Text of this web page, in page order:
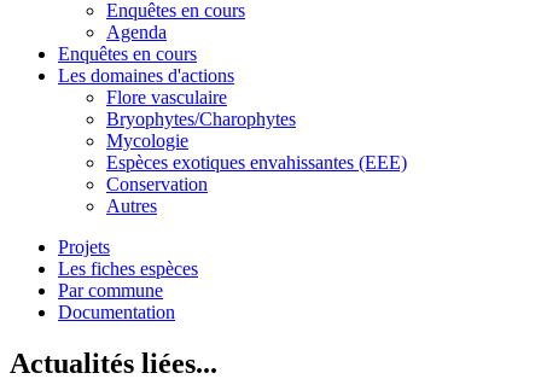
Enquêtes en cours
Agenda
Enquêtes en cours
Les domaines d'actions
Flore vasculaire
Bryophytes/Charophytes
Mycologie
Espèces exotiques envahissantes (EEE)
Conservation
Autres
Projets
Les fiches espèces
Par commune
Documentation
Actualités liées...